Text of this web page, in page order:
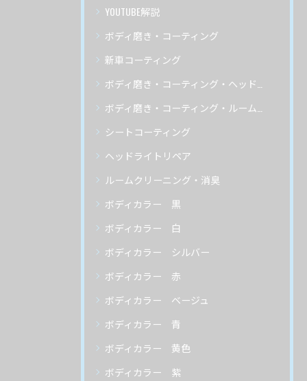
YOUTUBE解説
ボディ磨き・コーティング
新車コーティング
ボディ磨き・コーティング・ヘッドライトリペア
ボディ磨き・コーティング・ルームクリーニング
シートコーティング
ヘッドライトリペア
ルームクリーニング・消臭
ボディカラー 黒
ボディカラー 白
ボディカラー シルバー
ボディカラー 赤
ボディカラー ベージュ
ボディカラー 青
ボディカラー 黄色
ボディカラー 紫